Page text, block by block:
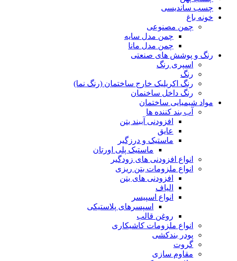
چسب ساندیسی
خونه باغ
چمن مصنوعی
چمن مدل سایه
چمن مدل مانا
رنگ و پوشش های صنعتی
اسپری رنگ
رنگ
رنگ اکریلیک خارج ساختمان (رنگ نما)
رنگ داخل ساخنمان
مواد شیمیایی ساختمان
آب بند کننده ها
افزودنی آببند بتن
عایق
ماستیک و درزگیر
ماستیک پلی اورتان
انواع افزودنی های زودگیر
انواع ملزومات بتن ریزی
افزودنی های بتن
الیاف
انواع اسپیسر
اسپسرهای پلاستیکی
روغن قالب
انواع ملزومات کاشیکاری
پودر بندکشی
گروت
مقاوم سازی